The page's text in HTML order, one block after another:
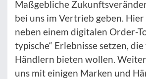
Maßgebliche
bei uns im Vertrieb geben.
neben einem digitalen Order-
typische“ Erlebnisse setzen,
Händlern bieten wollen.
uns mit einigen Marken und